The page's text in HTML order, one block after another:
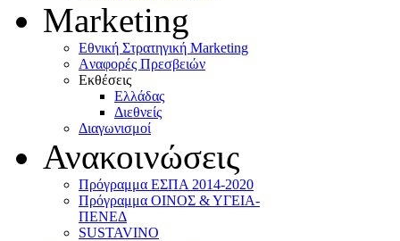
Marketing
Eθνική Στρατηγική Marketing
Aναφορές Πρεσβειών
Eκθέσεις
Eλλάδας
Διεθνείς
Διαγωνισμοί
Ανακοινώσεις
Πρόγραμμα ΕΣΠΑ 2014-2020
Πρόγραμμα ΟΙΝΟΣ & ΥΓΕΙΑ-
ΠΕΝΕΔ
SUSTAVINO